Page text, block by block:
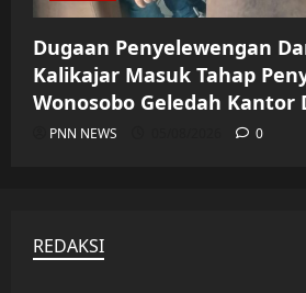
Dugaan Penyelewengan
Kalikajar Masuk Tahap
Wonosobo Geledah Kantor
PNN NEWS 0
REDAKSI